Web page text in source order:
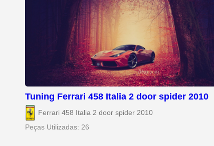
Tuning Ferrari 458 Italia 2 door spider 2010
Ferrari 458 Italia 2 door spider 2010
Peças Utilizadas: 26